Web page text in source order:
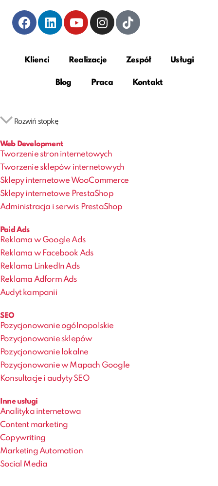
Klienci Realizacje Zespół Usługi
Blog Praca Kontakt
Rozwiń stopkę
Web Development
Tworzenie stron internetowych
Tworzenie sklepów internetowych
Sklepy internetowe WooCommerce
Sklepy internetowe PrestaShop
Administracja i serwis PrestaShop
Paid Ads
Reklama w Google Ads
Reklama w Facebook Ads
Reklama LinkedIn Ads
Reklama Adform Ads
Audyt kampanii
SEO
Pozycjonowanie ogólnopolskie
Pozycjonowanie sklepów
Pozycjonowanie lokalne
Pozycjonowanie w Mapach Google
Konsultacje i audyty SEO
Inne usługi
Analityka internetowa
Content marketing
Copywriting
Marketing Automation
Social Media